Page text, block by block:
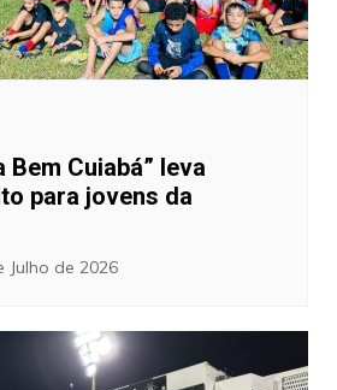
Cuiabá” leva
para jovens da
Julho de 2026